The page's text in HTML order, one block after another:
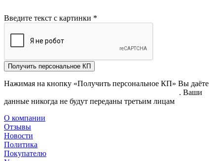
Введите текст с картинки *
Получить персональное КП
Нажимая на кнопку «Получить персональное КП» Вы даёте
. Ваши
данные никогда не будут переданы третьим лицам
О компании
Отзывы
Новости
Политика
Покупателю